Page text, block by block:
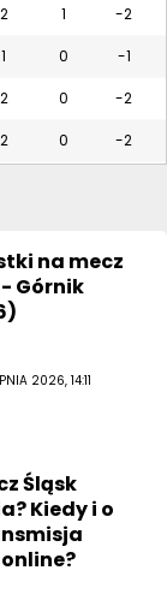
2 1 -2
1 0 -1
2 0 -2
2 0 -2
na mecz
Górnik
2026, 14:11
Śląsk
Kiedy i o